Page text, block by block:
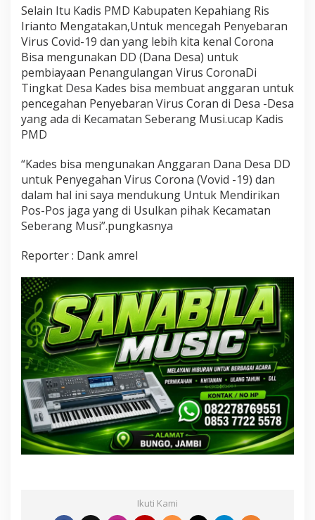
n
y
e
g
a
h
a
n
P
e
e
b
a
r
a
n
r
s
C
o
v
i
d
1
9
Selain Itu Kadis PMD Kabupaten Kepahiang Ris
Irianto Mengatakan,Untuk mencegah Penyebaran
Virus Covid-19 dan yang lebih kita kenal Corona
Bisa mengunakan DD (Dana Desa) untuk
pembiayaan Penangulangan Virus CoronaDi
Tingkat Desa Kades bisa membuat anggaran untuk
pencegahan Penyebaran Virus Coran di Desa -Desa
yang ada di Kecamatan Seberang Musi.ucap Kadis
PMD
“Kades bisa mengunakan Anggaran Dana Desa DD
untuk Penyegahan Virus Corona (Vovid -19) dan
dalam hal ini saya mendukung Untuk Mendirikan
Pos-Pos jaga yang di Usulkan pihak Kecamatan
Seberang Musi”.pungkasnya
Reporter : Dank amrel
Ikuti Kami